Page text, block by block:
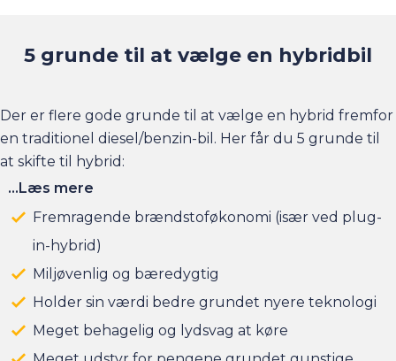
5 grunde til at vælge en hybridbil
Der er flere gode grunde til at vælge en hybrid fremfor
en traditionel diesel/benzin-bil. Her får du 5 grunde til
at skifte til hybrid:
...Læs mere
Fremragende brændstoføkonomi (især ved plug-
in-hybrid)
Miljøvenlig og bæredygtig
Holder sin værdi bedre grundet nyere teknologi
Meget behagelig og lydsvag at køre